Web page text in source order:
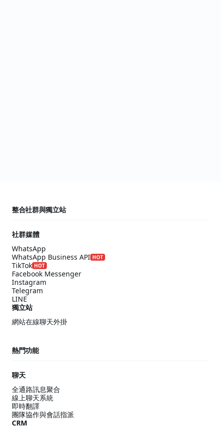
整合社群與獨立站
社群媒體
WhatsApp
WhatsApp Business API HOT
TikTok HOT
Facebook Messenger
Instagram
Telegram
LINE
獨立站
網站在線聊天外掛
熱門功能
聊天
全通路訊息聚合
線上聊天系統
即時翻譯
團隊協作與會話指派
CRM